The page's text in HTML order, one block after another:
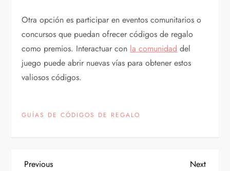
Otra opción es participar en eventos comunitarios o
concursos que puedan ofrecer códigos de regalo
como premios. Interactuar con la comunidad del
juego puede abrir nuevas vías para obtener estos
valiosos códigos.
GUÍAS DE CÓDIGOS DE REGALO
Previous
Previous
Next
Next